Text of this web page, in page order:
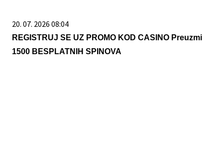
20. 07. 2026 08:04
REGISTRUJ SE UZ PROMO KOD CASINO Preuzmi
1500 BESPLATNIH SPINOVA